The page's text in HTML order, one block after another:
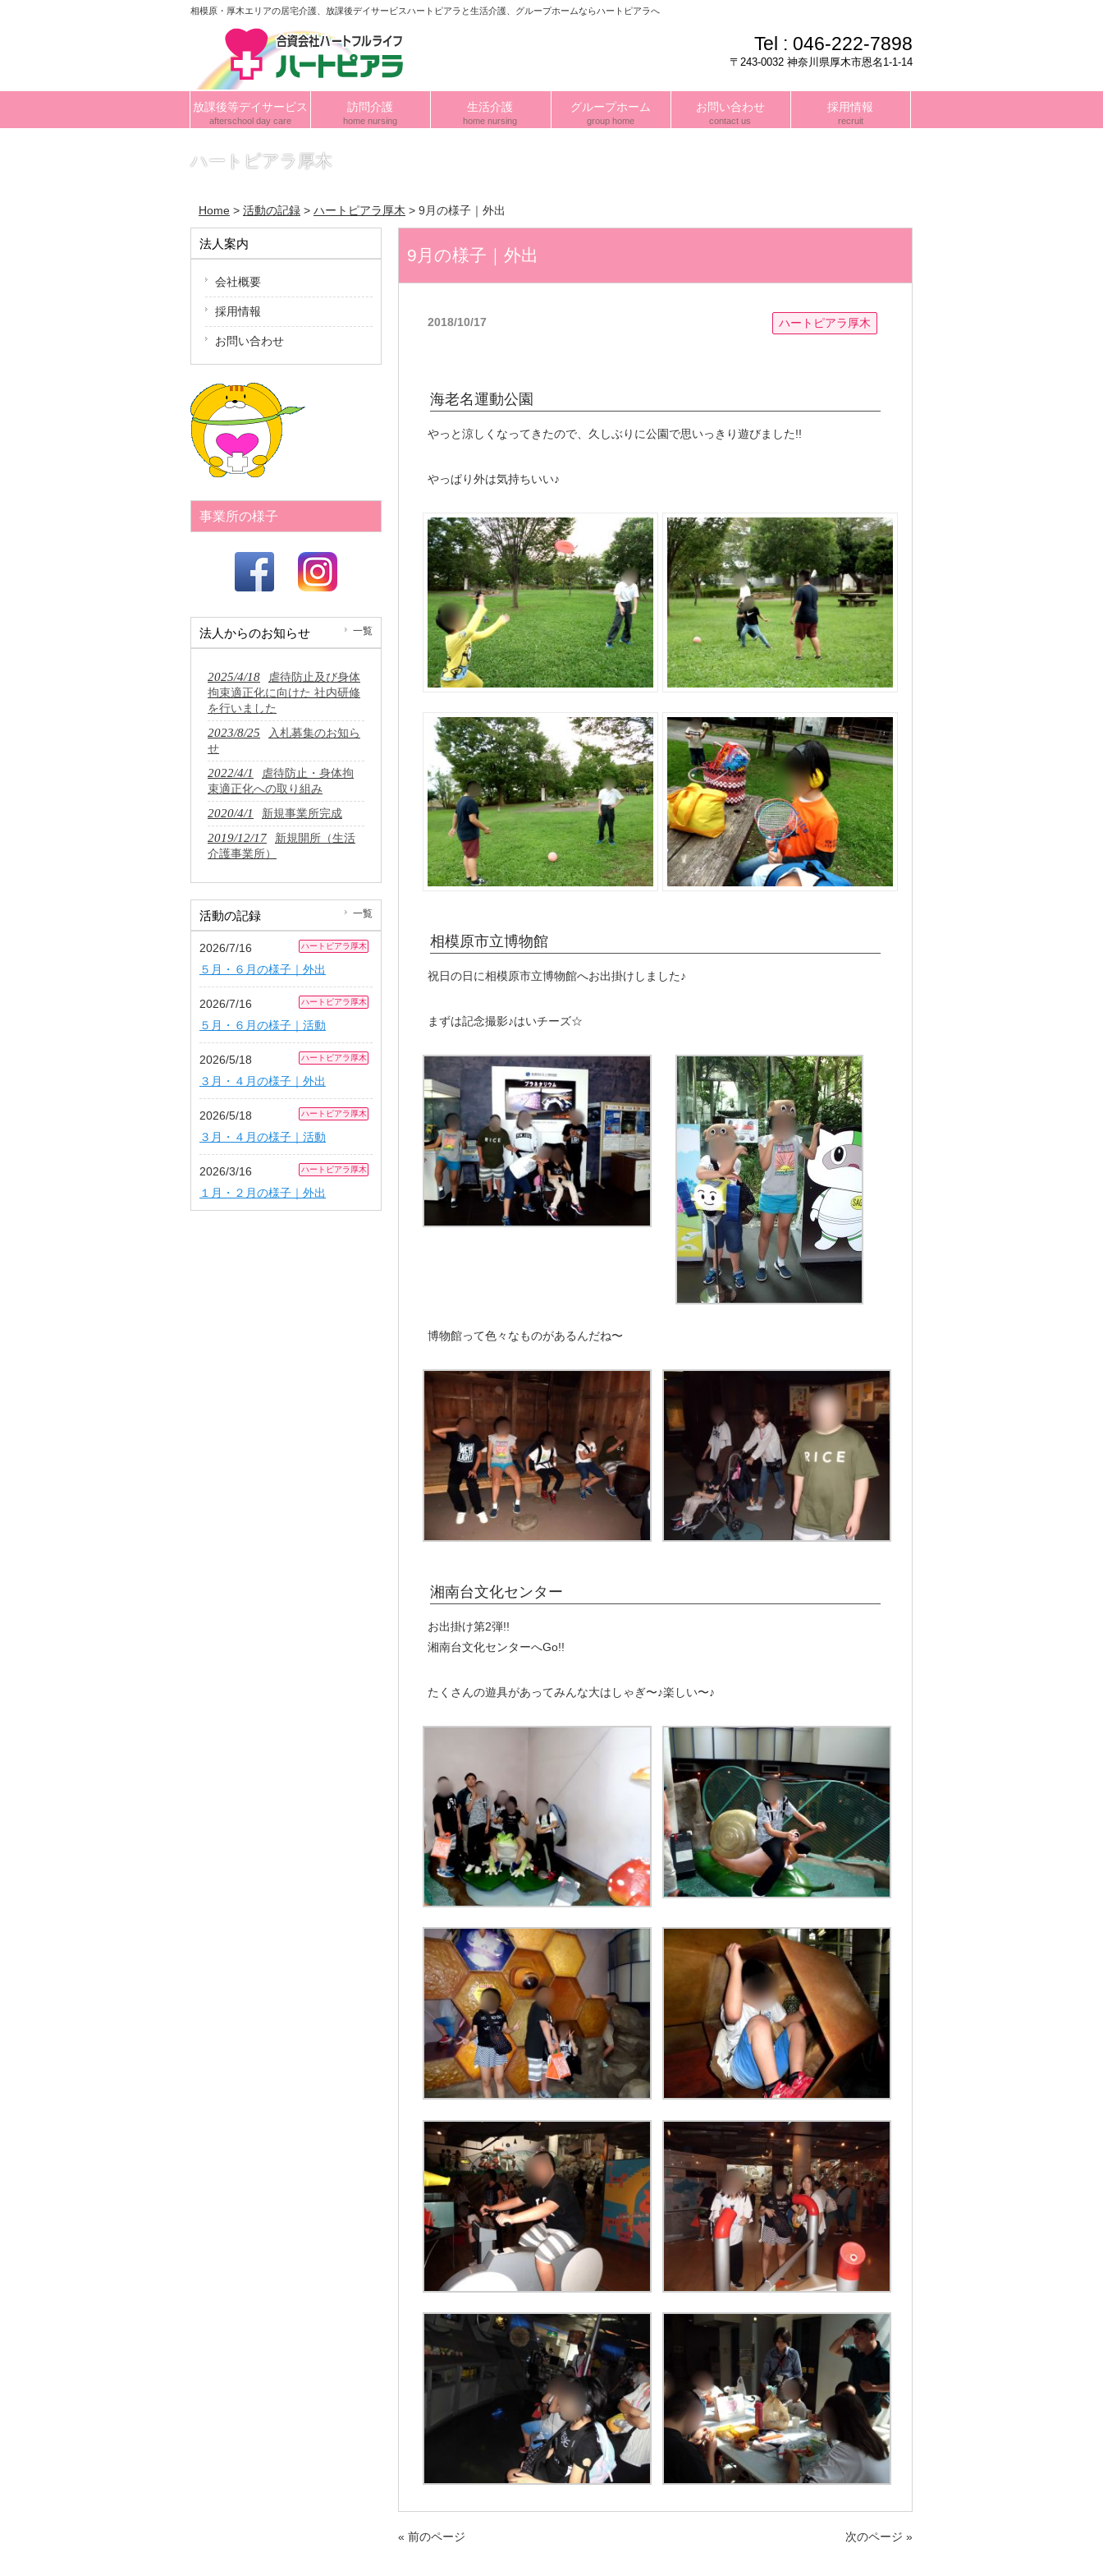
相模原・厚木エリアの居宅介護、放課後デイサービスハートピアラと生活介護、グループホームならハートピアラへ
Tel : 046-222-7898
〒243-0032 神奈川県厚木市恩名1-1-14
放課後等デイサービス
afterschool day care
訪問介護
home nursing
生活介護
home nursing
グループホーム
group home
お問い合わせ
contact us
採用情報
recruit
ハートピアラ厚木
Home > 活動の記録 > ハートピアラ厚木 > 9月の様子｜外出
9月の様子｜外出
ハートピアラ厚木
2018/10/17
海老名運動公園
やっと涼しくなってきたので、久しぶりに公園で思いっきり遊びました!!
やっぱり外は気持ちいい♪
相模原市立博物館
祝日の日に相模原市立博物館へお出掛けしました♪
まずは記念撮影♪はいチーズ☆
博物館って色々なものがあるんだね〜
湘南台文化センター
お出掛け第2弾!!
湘南台文化センターへGo!!
たくさんの遊具があってみんな大はしゃぎ〜♪楽しい〜♪
« 前のページ 次のページ »
法人案内
会社概要
採用情報
お問い合わせ
事業所の様子
法人からのお知らせ 一覧
2025/4/18
虐待防止及び身体
拘束適正化に向けた 社内研修
を行いました
2023/8/25
入札募集のお知ら
せ
2022/4/1
虐待防止・身体拘
束適正化への取り組み
2020/4/1 新規事業所完成
2019/12/17
新規開所（生活
介護事業所）
活動の記録 一覧
2026/7/16 ハートピアラ厚木
５月・６月の様子｜外出
2026/7/16 ハートピアラ厚木
５月・６月の様子｜活動
2026/5/18 ハートピアラ厚木
３月・４月の様子｜外出
2026/5/18 ハートピアラ厚木
３月・４月の様子｜活動
2026/3/16 ハートピアラ厚木
１月・２月の様子｜外出